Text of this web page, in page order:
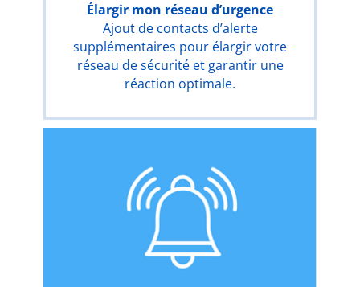
Élargir mon réseau d’urgence
Ajout de contacts d’alerte
supplémentaires pour élargir votre
réseau de sécurité et garantir une
réaction optimale.